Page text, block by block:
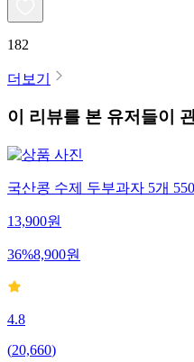
182
더보기
이 리뷰를 본 유저들이
국산콩 수제 두부과자 5개
13,900원
36%8,900원
4.8
(20,660)